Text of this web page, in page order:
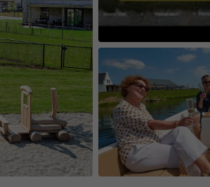
Speel de video af